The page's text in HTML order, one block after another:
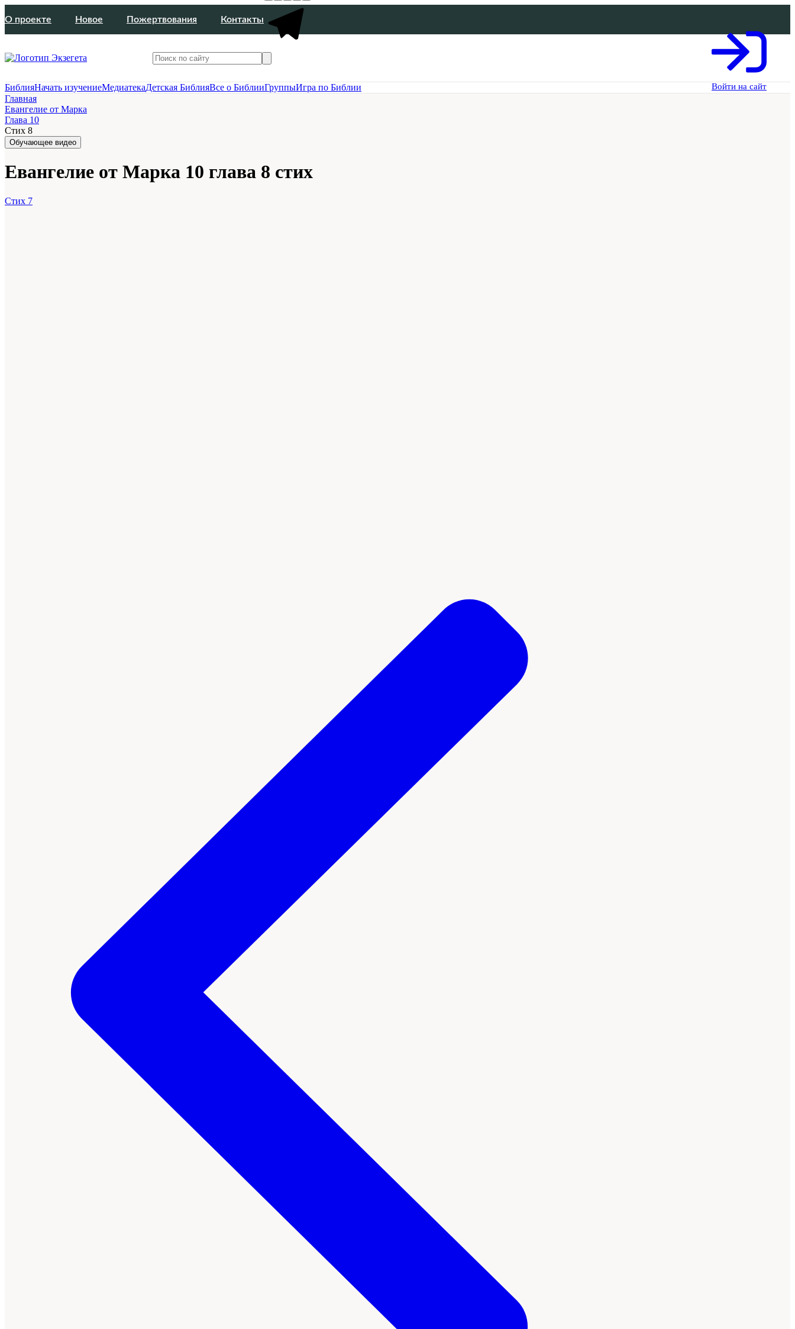
О проекте Новое Пожертвования Контакты
Войти на сайт
БиблияНачать изучениеМедиатекаДетская БиблияВсе о БиблииГруппыИгра по Библии
Главная
Евангелие от Марка
Глава 10
Стих 8
Обучающее видео
Евангелие от Марка 10 глава 8 стих
Стих 7